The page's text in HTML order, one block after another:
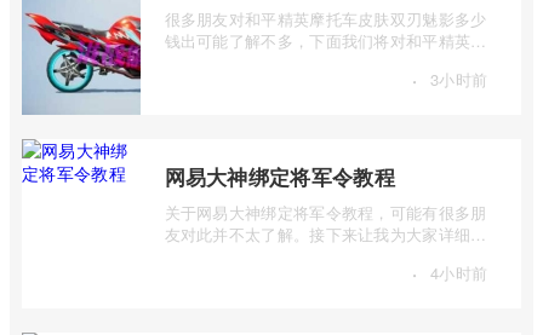
很多朋友对和平精英摩托车皮肤双刃魅影多少
钱出可能了解不多，下面我们将对和平精英摩
· 3小时前
网易大神绑定将军令教程
关于网易大神绑定将军令教程，可能有很多朋
友对此并不太了解。接下来让我为大家详细介
· 4小时前